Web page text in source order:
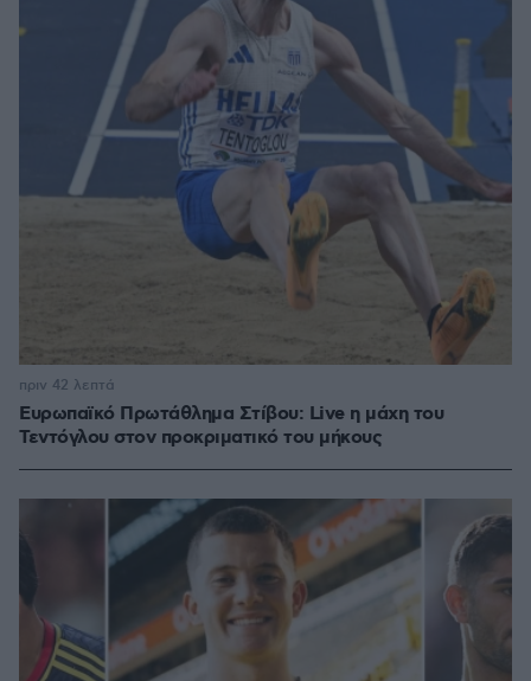
Ευρωπαϊκό Πρωτάθλημα Στίβου: Live η μάχη του
Τεντόγλου στον προκριματικό του μήκους
πριν 42 λεπτά